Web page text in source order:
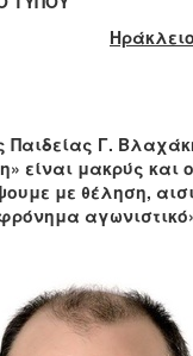
Παιδείας Γ.
είναι μακρύς
με θέληση,